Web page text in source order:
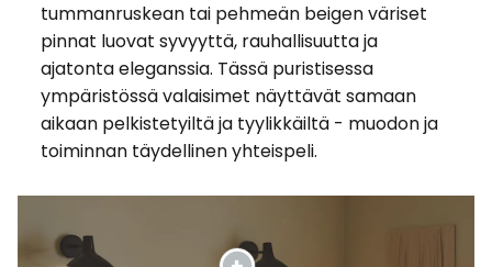
tummanruskean tai pehmeän beigen väriset
pinnat luovat syvyyttä, rauhallisuutta ja
ajatonta eleganssia. Tässä puristisessa
ympäristössä valaisimet näyttävät samaan
aikaan pelkistetyiltä ja tyylikkäiltä - muodon ja
toiminnan täydellinen yhteispeli.